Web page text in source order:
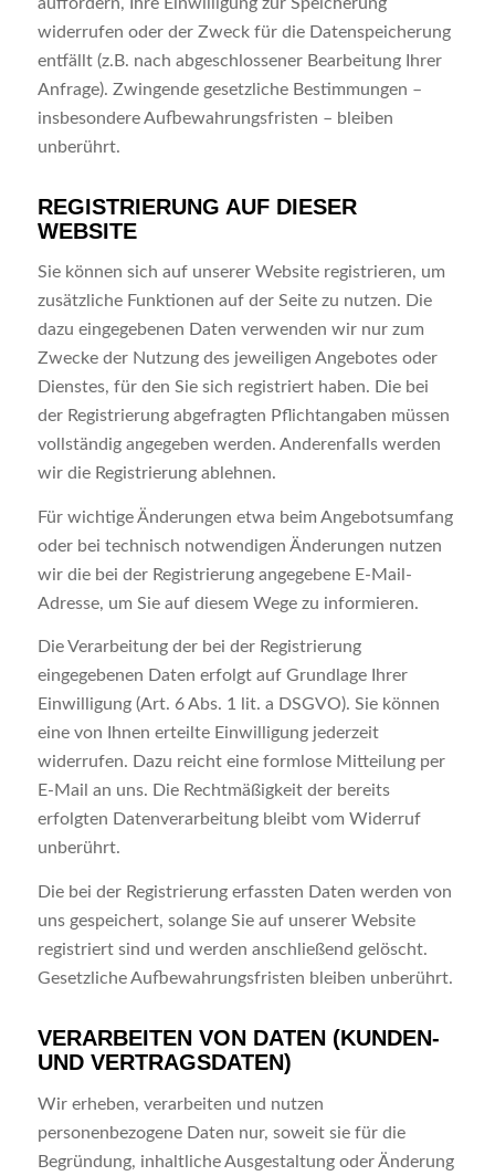
widerrufen oder der Zweck für die Datenspeicherung
entfällt (z.B. nach abgeschlossener Bearbeitung Ihrer
Anfrage). Zwingende gesetzliche Bestimmungen –
insbesondere Aufbewahrungsfristen – bleiben
unberührt.
REGISTRIERUNG AUF DIESER
WEBSITE
Sie können sich auf unserer Website registrieren, um
zusätzliche Funktionen auf der Seite zu nutzen. Die
dazu eingegebenen Daten verwenden wir nur zum
Zwecke der Nutzung des jeweiligen Angebotes oder
Dienstes, für den Sie sich registriert haben. Die bei
der Registrierung abgefragten Pflichtangaben müssen
vollständig angegeben werden. Anderenfalls werden
wir die Registrierung ablehnen.
Für wichtige Änderungen etwa beim Angebotsumfang
oder bei technisch notwendigen Änderungen nutzen
wir die bei der Registrierung angegebene E-Mail-
Adresse, um Sie auf diesem Wege zu informieren.
Die Verarbeitung der bei der Registrierung
eingegebenen Daten erfolgt auf Grundlage Ihrer
Einwilligung (Art. 6 Abs. 1 lit. a DSGVO). Sie können
eine von Ihnen erteilte Einwilligung jederzeit
widerrufen. Dazu reicht eine formlose Mitteilung per
E-Mail an uns. Die Rechtmäßigkeit der bereits
erfolgten Datenverarbeitung bleibt vom Widerruf
unberührt.
Die bei der Registrierung erfassten Daten werden von
uns gespeichert, solange Sie auf unserer Website
registriert sind und werden anschließend gelöscht.
Gesetzliche Aufbewahrungsfristen bleiben unberührt.
VERARBEITEN VON DATEN (KUNDEN-
UND VERTRAGSDATEN)
Wir erheben, verarbeiten und nutzen
personenbezogene Daten nur, soweit sie für die
Begründung, inhaltliche Ausgestaltung oder Änderung